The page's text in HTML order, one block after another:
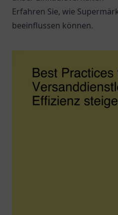
Erfahren Sie, wie
beeinflussen können.